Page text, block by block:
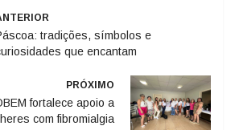
tradições, símbolos e
que encantam
PRÓXIMO
fortalece apoio a
com fibromialgia